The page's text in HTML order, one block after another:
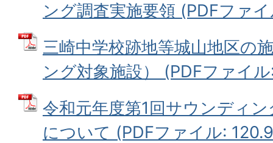
ング調査実施要領 (PDFファ
三崎中学校跡地等城山地区の
ング対象施設） (PDFファイ
令和元年度第1回サウンディ
について (PDFファイル: